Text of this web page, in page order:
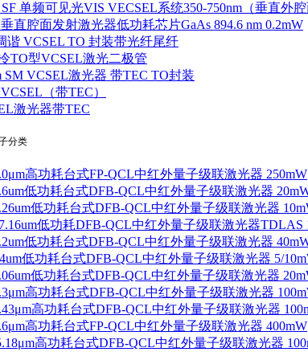
单频可见光VIS VECSEL系统350-750nm（垂直外腔
直腔面发射激光器低功耗芯片GaAs 894.6 nm 0.2mW
谐 VCSEL TO 封装带光纤尾纤
TO型VCSEL激光二极管
SM VCSEL激光器 带TEC TO封装
（带TEC）
激光器带TEC
分类
高功耗台式FP-QCL中红外量子级联激光器 250mW
低功耗台式DFB-QCL中红外量子级联激光器
低功耗台式DFB-QCL中红外量子级联激光器
低功耗DFB-QCL中红外量子级联激光器TDLAS
低功耗台式DFB-QCL中红外量子级联激光器
低功耗台式DFB-QCL中红外量子级联激光器 5/
低功耗台式DFB-QCL中红外量子级联激光器
高功耗台式DFB-QCL中红外量子级联激光器
高功耗台式DFB-QCL中红外量子级联激光器
高功耗台式FP-QCL中红外量子级联激光器 400mW
高功耗台式DFB-QCL中红外量子级联激光器